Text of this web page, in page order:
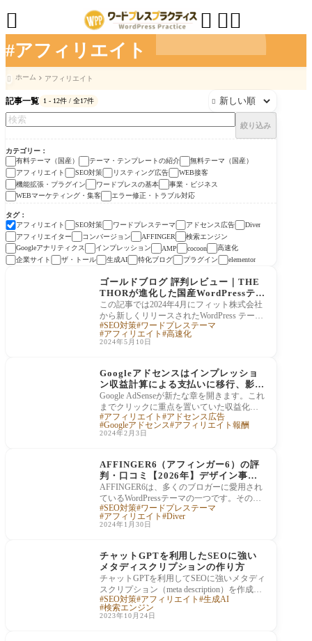
#アフィリエイト
 

 ホーム アフィリエイト
記事一覧 1 - 12件 / 全17件 
絞り込み
カテゴリー
有料テーマ（国産）
テーマ・テンプレートの紹介
無料テーマ（国産）
アフィリエイト
SEO対策 リスティング広告
WEB接客
機能拡張・プラグイン
ワードプレスの基本
事業・ビジネス
WEBマーケティング・集客
エラー修正・トラブル対応
タグ
アフィリエイト
SEO対策 ワードプレステーマ アドセンス広告
Diver
アフィリエイター
コンバージョン AFFINGER
検索エンジン
Googleアナリティクス
インプレッション AMP cocoon
高速化
企業サイト
ザ・トール 生成AI 特化ブログ プラグイン elementor
有料テーマ（国産）
ゴールドブログ 評判レビュー｜THE
THORが進化した国産WordPressテー
マの特徴と価格
この記事では2024年4月にフィット株式会社
から新しくリリースされたWordPress テーマ
「コールドブログ」の機能や抜群の評判に
ついて紹
SEO対策 ワードプレステーマ
アフィリエイト
高速化
2024年5月10日
Googleアドセンスはインプレッショ
ン収益計算による支払いに移行、影響
は？
Google AdSenseが新たな章を開きます。これ
までクリックに重点を置いていた収益化の
方法が、2024年よりインプレッション（表
示回数）に
アフィリエイト
アドセンス広告
Googleアドセンス アフィリエイト報酬
2024年2月3日
AFFINGER6（アフィンガー6）の評
判・口コミ【2026年】デザイン事例
と使い方、向き不向きを正直レビュー
AFFINGER6は、多くのブロガーに愛用され
ているWordPressテーマの一つです。その魅
力は、カスタマイズの自由度の高さとSEO
に強い構造にあ
SEO対策 ワードプレステーマ
アフィリエイト
Diver
2024年1月30日
チャットGPTを利用したSEOに強い
メタディスクリプションの作り方
チャットGPTを利用してSEOに強いメタディ
スクリプション（meta description）を作成す
る際には、検索エンジンが重視する要素を
把握し、
SEO対策 アフィリエイト
生成AI
検索エンジン
2023年10月24日